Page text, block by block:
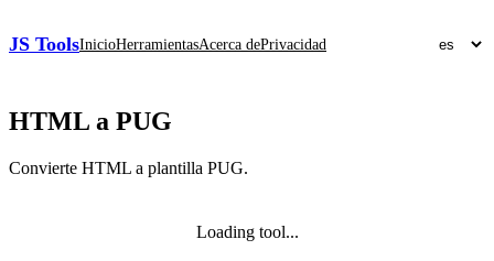
JS ToolsInicioHerramientasAcerca dePrivacidad
HTML a PUG
Convierte HTML a plantilla PUG.
Loading tool...